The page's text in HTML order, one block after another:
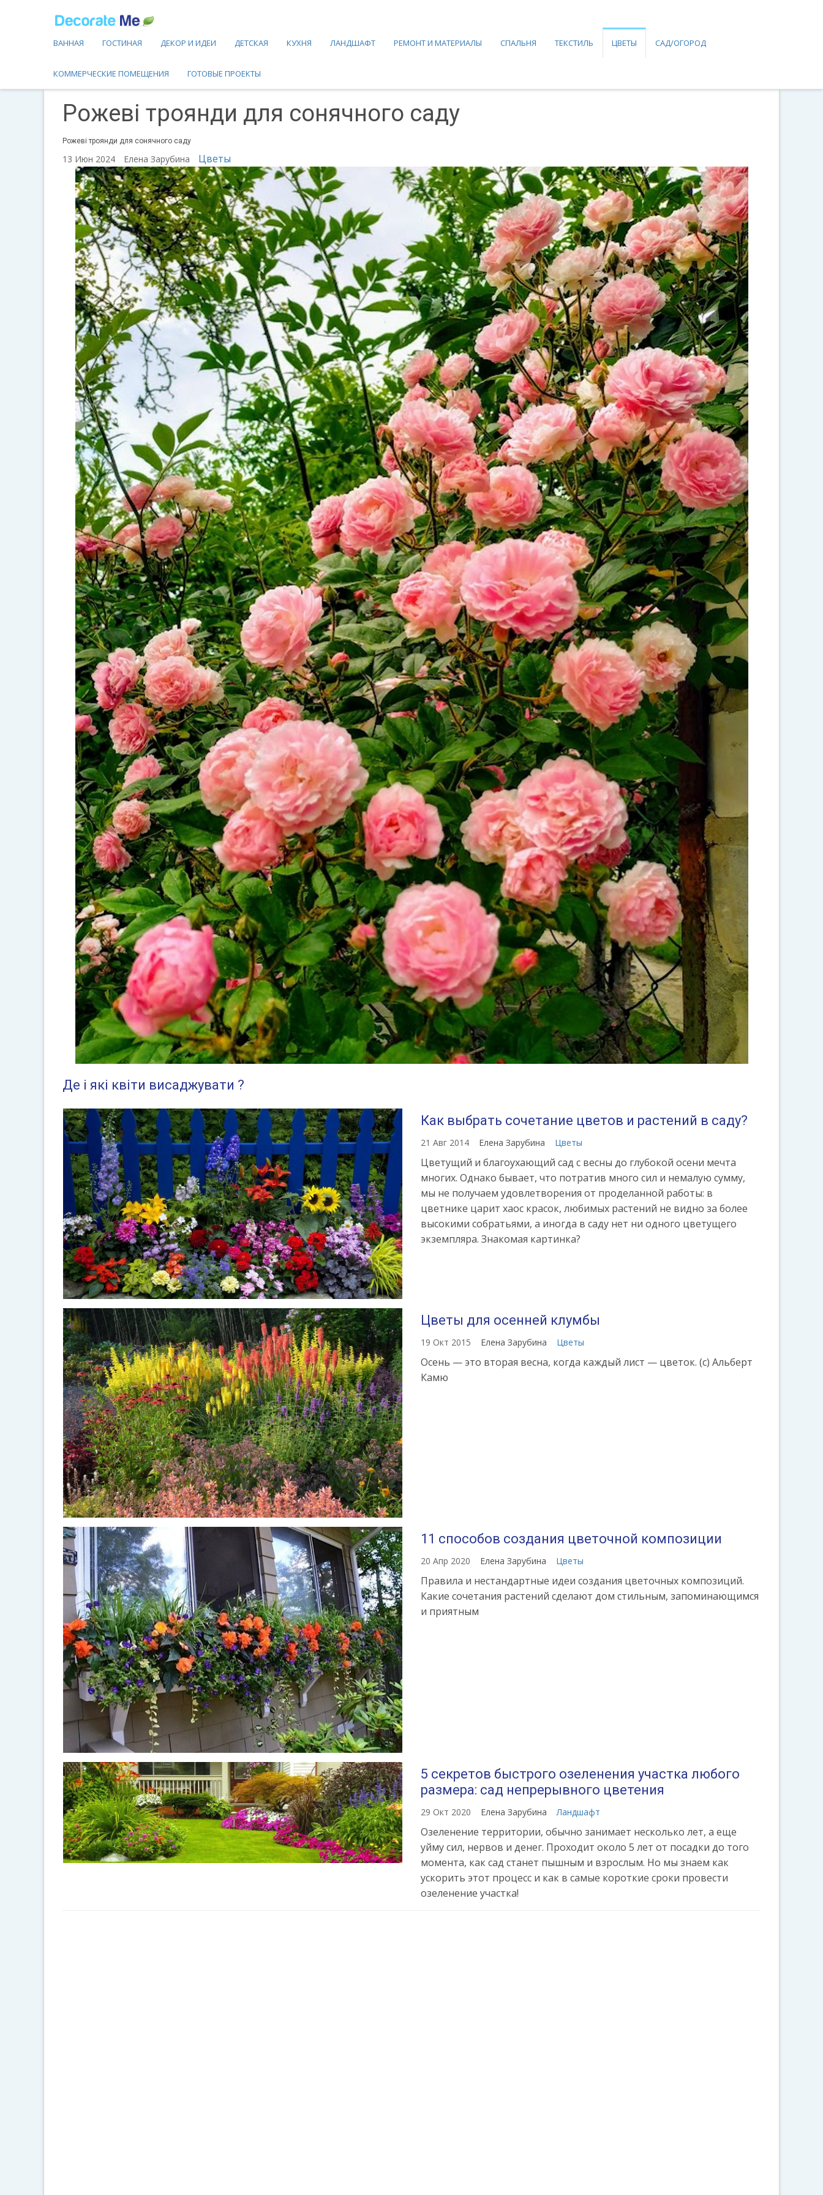
ВАННАЯ ГОСТИНАЯ ДЕКОР И ИДЕИ ДЕТСКАЯ КУХНЯ ЛАНДШАФТ РЕМОНТ И МАТЕРИАЛЫ СПАЛЬНЯ ТЕКСТИЛЬ ЦВЕТЫ САД/ОГОРОД
КОММЕРЧЕСКИЕ ПОМЕЩЕНИЯ ГОТОВЫЕ ПРОЕКТЫ
Рожеві троянди для сонячного саду
Рожеві троянди для сонячного саду
13 Июн 2024 Елена Зарубина Цветы
Де і які квіти висаджувати ?
Как выбрать сочетание цветов и растений в саду?
21 Авг 2014 Елена Зарубина Цветы
Цветущий и благоухающий сад с весны до глубокой осени мечта
многих. Однако бывает, что потратив много сил и немалую сумму,
мы не получаем удовлетворения от проделанной работы: в
цветнике царит хаос красок, любимых растений не видно за более
высокими собратьями, а иногда в саду нет ни одного цветущего
экземпляра. Знакомая картинка?
Цветы для осенней клумбы
19 Окт 2015 Елена Зарубина Цветы
Осень — это вторая весна, когда каждый лист — цветок. (с) Альберт
Камю
11 способов создания цветочной композиции
20 Апр 2020 Елена Зарубина Цветы
Правила и нестандартные идеи создания цветочных композиций.
Какие сочетания растений сделают дом стильным, запоминающимся
и приятным
5 секретов быстрого озеленения участка любого
размера: сад непрерывного цветения
29 Окт 2020 Елена Зарубина Ландшафт
Озеленение территории, обычно занимает несколько лет, а еще
уйму сил, нервов и денег. Проходит около 5 лет от посадки до того
момента, как сад станет пышным и взрослым. Но мы знаем как
ускорить этот процесс и как в самые короткие сроки провести
озеленение участка!